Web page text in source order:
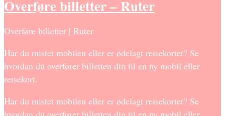
Overføre billetter – Ruter
Overføre billetter | Ruter
Har du mistet mobilen eller er ødelagt reisekortet? Se
hvordan du overfører billetten din til en ny mobil eller
reisekort.
Har du mistet mobilen eller er ødelagt reisekortet? Se